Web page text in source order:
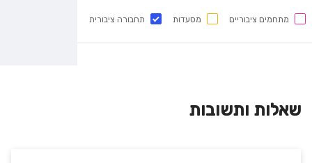
מתחמים ציבוריים מסעדות תחבורה ציבורית
שאלות ותשובות